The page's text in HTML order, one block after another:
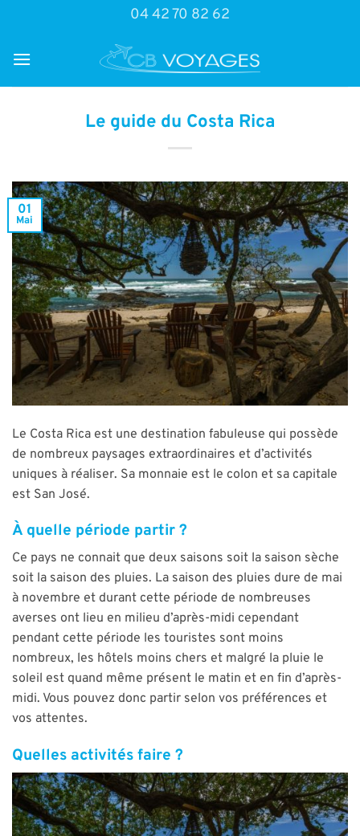
04 42 70 82 62
Le guide du Costa Rica
01
Mai
Le Costa Rica est une destination fabuleuse qui possède
de nombreux paysages extraordinaires et d’activités
uniques à réaliser. Sa monnaie est le colon et sa capitale
est San José.
À quelle période partir ?
Ce pays ne connait que deux saisons soit la saison sèche
soit la saison des pluies. La saison des pluies dure de mai
à novembre et durant cette période de nombreuses
averses ont lieu en milieu d’après-midi cependant
pendant cette période les touristes sont moins
nombreux, les hôtels moins chers et malgré la pluie le
soleil est quand même présent le matin et en fin d’après-
midi. Vous pouvez donc partir selon vos préférences et
vos attentes.
Quelles activités faire ?